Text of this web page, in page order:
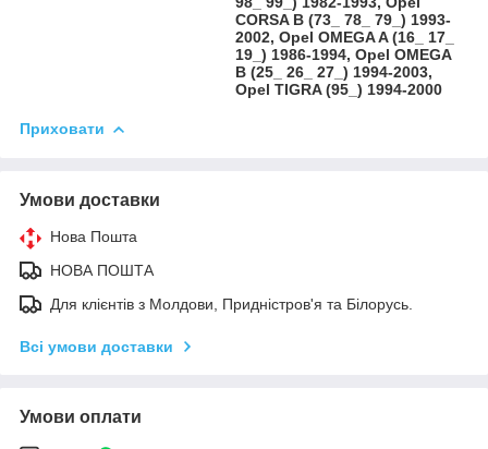
CORSA B (73_ 78_ 79_) 1993-
2002, Opel OMEGA A (16_ 17_
19_) 1986-1994, Opel OMEGA
B (25_ 26_ 27_) 1994-2003,
Opel TIGRA (95_) 1994-2000
Приховати
Умови доставки
Нова Пошта
НОВА ПОШТА
Для клієнтів з Молдови, Придністров'я та Білорусь.
Всі умови доставки
Умови оплати